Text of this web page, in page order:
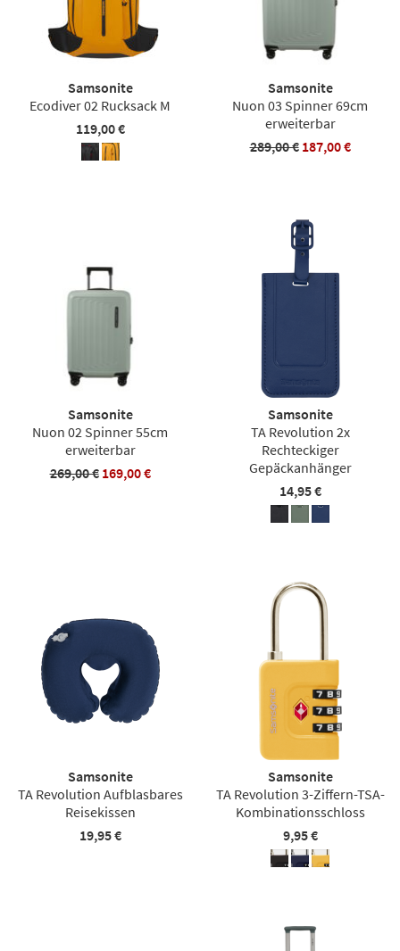
Samsonite
Ecodiver 02 Rucksack M
119,00 €
Samsonite
Nuon 03 Spinner 69cm
erweiterbar
289,00 € 187,00 €
Samsonite
Nuon 02 Spinner 55cm
erweiterbar
269,00 € 169,00 €
Samsonite
TA Revolution 2x
Rechteckiger
Gepäckanhänger
14,95 €
Samsonite
TA Revolution Aufblasbares
Reisekissen
19,95 €
Samsonite
TA Revolution 3-Ziffern-TSA-
Kombinationsschloss
9,95 €